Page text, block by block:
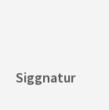
Siggnatur